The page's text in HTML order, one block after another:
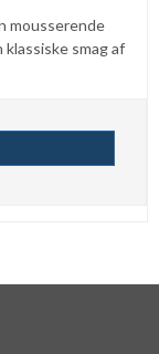
mousserende
smag af